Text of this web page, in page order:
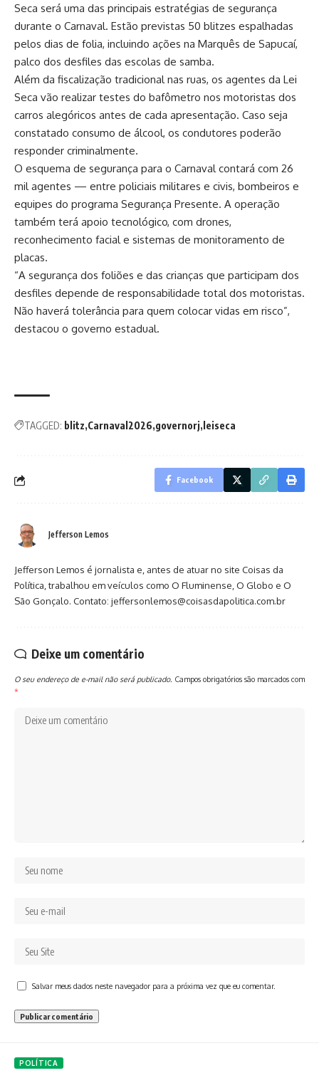
Seca será uma das principais estratégias de segurança
durante o Carnaval. Estão previstas 50 blitzes espalhadas
pelos dias de folia, incluindo ações na Marquês de Sapucaí,
palco dos desfiles das escolas de samba.
Além da fiscalização tradicional nas ruas, os agentes da Lei
Seca vão realizar testes do bafômetro nos motoristas dos
carros alegóricos antes de cada apresentação. Caso seja
constatado consumo de álcool, os condutores poderão
responder criminalmente.
O esquema de segurança para o Carnaval contará com 26
mil agentes — entre policiais militares e civis, bombeiros e
equipes do programa Segurança Presente. A operação
também terá apoio tecnológico, com drones,
reconhecimento facial e sistemas de monitoramento de
placas.
“A segurança dos foliões e das crianças que participam dos
desfiles depende de responsabilidade total dos motoristas.
Não haverá tolerância para quem colocar vidas em risco”,
destacou o governo estadual.
TAGGED: blitz Carnaval2026 governorj leiseca
Facebook
Jefferson Lemos
Jefferson Lemos é jornalista e, antes de atuar no site Coisas da
Política, trabalhou em veículos como O Fluminense, O Globo e O
São Gonçalo. Contato: jeffersonlemos@coisasdapolitica.com.br
Deixe um comentário
O seu endereço de e-mail não será publicado. Campos obrigatórios são marcados com
*
Salvar meus dados neste navegador para a próxima vez que eu comentar.
POLÍTICA